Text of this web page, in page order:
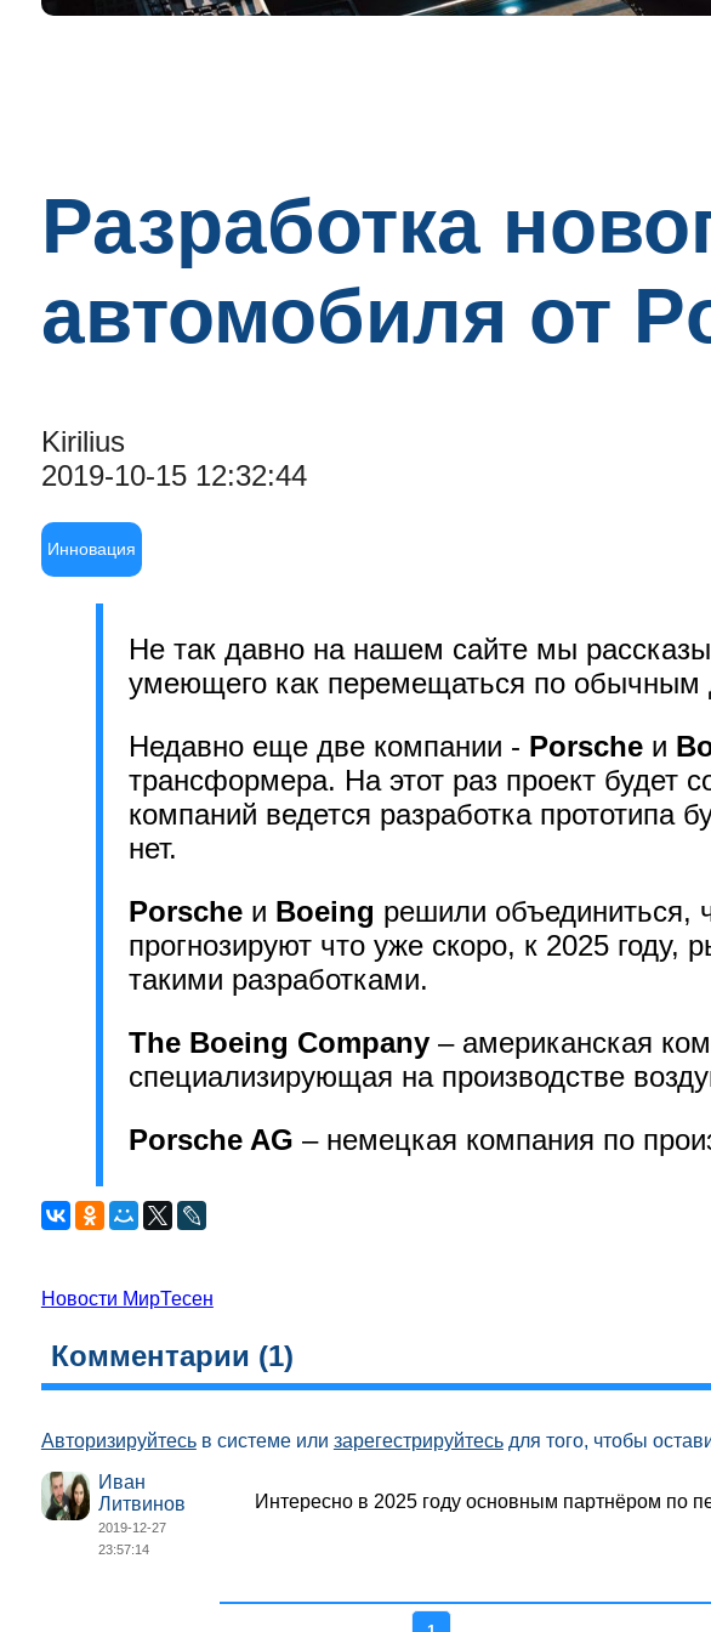
Разработка
автомобиля от
Kirilius
2019-10-15 12:32:44
Инновация
Не так давно на нашем сайте мы
умеющего как перемещаться по обычным
Недавно еще две компании - Porsche и
трансформера. На этот раз проект
компаний ведется разработка прототипа
нет.
Porsche и Boeing решили объединиться,
прогнозируют что уже скоро, к 2025
такими разработками.
The Boeing Company – американская
специализирующая на производстве
Porsche AG – немецкая компания по
Новости МирТесен
Комментарии (1)
Авторизируйтесьв системе или зарегестрируйтесьдля того, чтобы
Иван
Литвинов
2019-12-27
23:57:14
Интересно в 2025 году основным партнёром по